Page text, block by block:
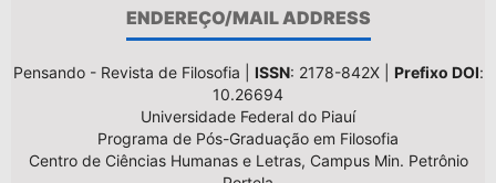
ENDEREÇO/MAIL ADDRESS
Pensando - Revista de Filosofia | ISSN: 2178-842X | Prefixo DOI:
10.26694
Universidade Federal do Piauí
Programa de Pós-Graduação em Filosofia
Centro de Ciências Humanas e Letras, Campus Min. Petrônio